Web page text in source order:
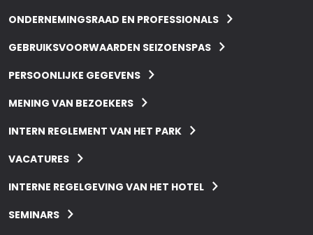
ONDERNEMINGSRAAD EN PROFESSIONALS
GEBRUIKSVOORWAARDEN SEIZOENSPAS
PERSOONLIJKE GEGEVENS
MENING VAN BEZOEKERS
INTERN REGLEMENT VAN HET PARK
VACATURES
INTERNE REGELGEVING VAN HET HOTEL
SEMINARS